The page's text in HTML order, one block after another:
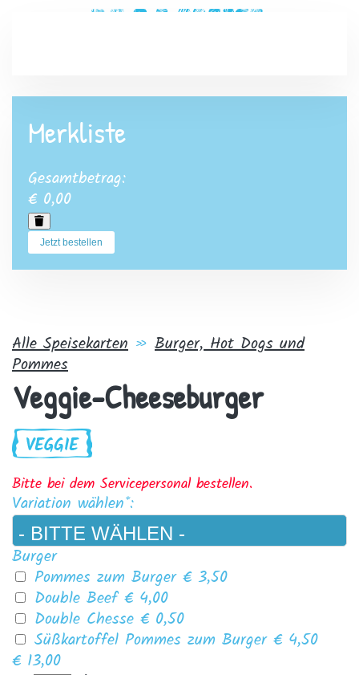
Merkliste
Gesamtbetrag:
€ 0,00
Jetzt bestellen
Alle Speisekarten » Burger, Hot Dogs und
Pommes
Veggie-Cheeseburger
Bitte bei dem Servicepersonal bestellen.
Variation wählen*:
Burger
Pommes zum Burger € 3,50
Double Beef€ 4,00
Double Chesse € 0,50
Süßkartoffel Pommes zum Burger € 4,50
€ 13,00